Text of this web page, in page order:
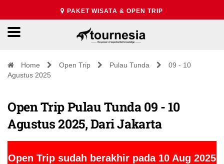
PAKET WISATA & OPEN TRIP
Home Open Trip Pulau Tunda
09 - 10
Agustus 2025
Open Trip Pulau Tunda 09 - 10
Agustus 2025, Dari Jakarta
Open Trip sudah berakhir pada 10 Aug 2025